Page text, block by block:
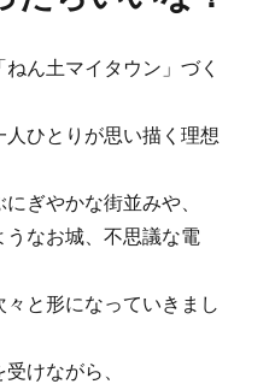
ん土マイタウン」づく
ひとりが思い描く理想
ぎやかな街並みや、
なお城、不思議な電
と形になっていきまし
けながら、